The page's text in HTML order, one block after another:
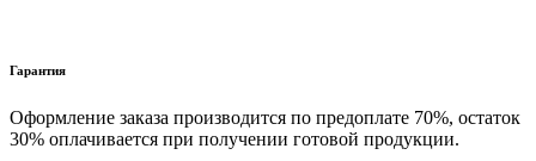
Гарантия
Оформление заказа производится по предоплате 70%, остаток
30% оплачивается при получении готовой продукции.